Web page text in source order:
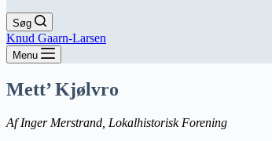
Søg
Knud Gaarn-Larsen
Menu
Mett’ Kjølvro
Af Inger Merstrand, Lokalhistorisk Forening